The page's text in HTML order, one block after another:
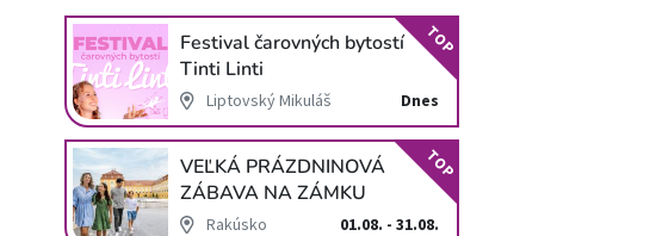
Festival čarovných bytostí
Tinti Linti
Liptovský Mikuláš Dnes
TOP
VEĽKÁ PRÁZDNINOVÁ
ZÁBAVA NA ZÁMKU
SCHLOSS HOF
Rakúsko 01.08. - 31.08.
TOP